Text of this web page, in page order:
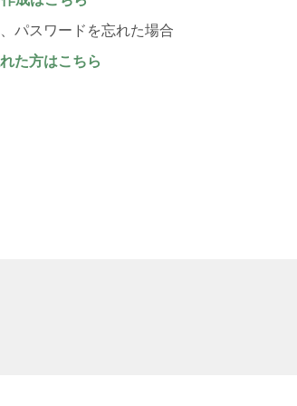
パスワードを忘れた場合
た方はこちら